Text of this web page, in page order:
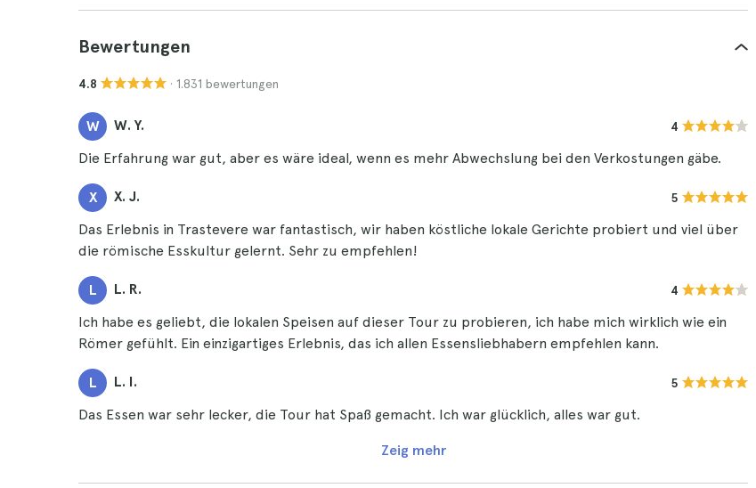
Bewertungen
4.8 · 1.831 bewertungen
W W. Y. 4
Die Erfahrung war gut, aber es wäre ideal, wenn es mehr Abwechslung bei den Verkostungen gäbe.
X X. J. 5
Das Erlebnis in Trastevere war fantastisch, wir haben köstliche lokale Gerichte probiert und viel über
die römische Esskultur gelernt. Sehr zu empfehlen!
L L. R. 4
Ich habe es geliebt, die lokalen Speisen auf dieser Tour zu probieren, ich habe mich wirklich wie ein
Römer gefühlt. Ein einzigartiges Erlebnis, das ich allen Essensliebhabern empfehlen kann.
L L. I. 5
Das Essen war sehr lecker, die Tour hat Spaß gemacht. Ich war glücklich, alles war gut.
Zeig mehr